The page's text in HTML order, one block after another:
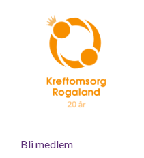
Bli medlem